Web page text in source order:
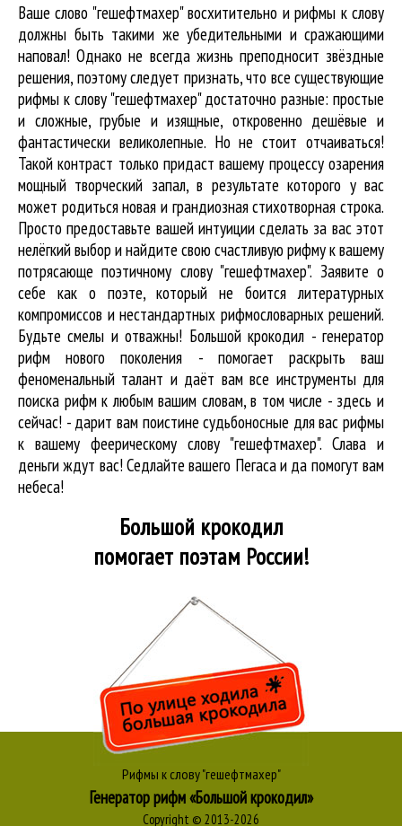
Ваше слово "гешефтмахер" восхитительно и рифмы к слову
должны быть такими же убедительными и сражающими
наповал! Однако не всегда жизнь преподносит звёздные
решения, поэтому следует признать, что все существующие
рифмы к слову "гешефтмахер" достаточно разные: простые
и сложные, грубые и изящные, откровенно дешёвые и
фантастически великолепные. Но не стоит отчаиваться!
Такой контраст только придаст вашему процессу озарения
мощный творческий запал, в результате которого у вас
может родиться новая и грандиозная стихотворная строка.
Просто предоставьте вашей интуиции сделать за вас этот
нелёгкий выбор и найдите свою счастливую рифму к вашему
потрясающе поэтичному слову "гешефтмахер". Заявите о
себе как о поэте, который не боится литературных
компромиссов и нестандартных рифмословарных решений.
Будьте смелы и отважны! Большой крокодил - генератор
рифм нового поколения - помогает раскрыть ваш
феноменальный талант и даёт вам все инструменты для
поиска рифмк любым вашим словам, в том числе - здесь и
сейчас! - дарит вам поистине судьбоносные для вас рифмы
к вашему феерическому слову "гешефтмахер". Слава и
деньги ждут вас! Седлайте вашего Пегаса и да помогут вам
небеса!
Большой крокодил
помогает поэтам России!
Рифмы к слову "гешефтмахер"
Генератор рифм «Большой крокодил»
Copyright © 2013-2026